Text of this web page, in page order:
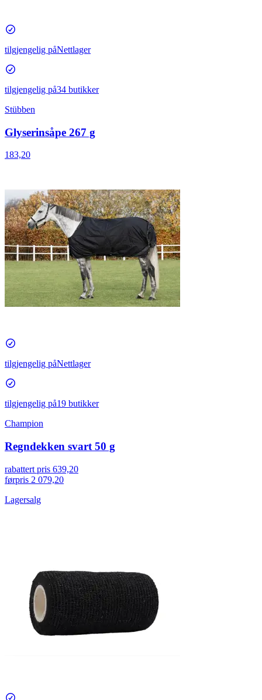
tilgjengelig påNettlager
tilgjengelig på34 butikker
Stübben
Glyserinsåpe 267 g
183,20
tilgjengelig påNettlager
tilgjengelig på19 butikker
Champion
Regndekken svart 50 g
rabattert pris 639,20
førpris 2 079,20
Lagersalg